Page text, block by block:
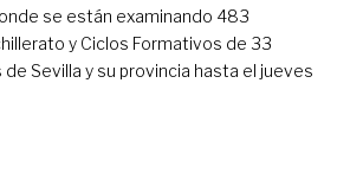
se están examinando 483
y Ciclos Formativos de 33
Sevilla y su provincia hasta el jueves